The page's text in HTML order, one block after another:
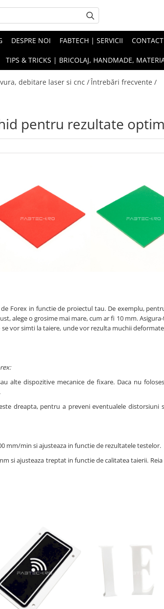
DESPRE NOI FABTECH | SERVICII CONTACT
TIPS & TRICKS | BRICOLAJ, HANDMADE,
debitare laser si cnc /Întrebări frecvente /
pentru rezultate
Forex in functie de proiectul tau. De exemplu,
alege o grosime mai mare, cum ar fi 10 mm. Asigura-
vor simti la taiere, unde vor rezulta muchii
alte dispozitive mecanice de fixare. Daca nu
dreapta, pentru a preveni eventualele distorsiuni
mm/min si ajusteaza in functie de rezultatele testelor.
si ajusteaza treptat in functie de calitatea taierii.